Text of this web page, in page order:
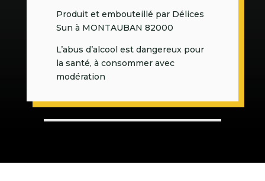
Produit et embouteillé par Délices
Sun à MONTAUBAN 82000
L’abus d’alcool est dangereux pour
la santé, à consommer avec
modération